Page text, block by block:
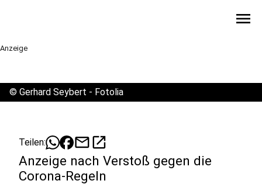
menu
Anzeige
© Gerhard Seybert - Fotolia
Teilen: mailopen_in_new
Anzeige nach Verstoß gegen die
Corona-Regeln